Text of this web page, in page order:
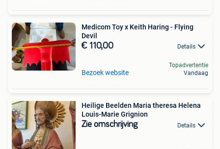
Medicom Toy x Keith Haring - Flying
Devil
€ 110,00 Details
Bezoek website
Topadvertentie
Vandaag
Heilige Beelden Maria theresa Helena
Louis-Marie Grignion
Zie omschrijving Details